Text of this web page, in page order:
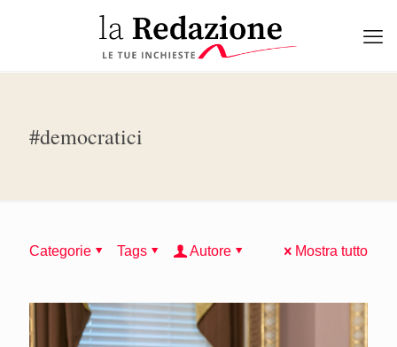
#democratici
Categorie Tags Autore Mostra tutto